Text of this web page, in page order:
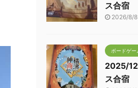
ス合宿
2026/8/8
ボードゲー
2025/
ス合宿